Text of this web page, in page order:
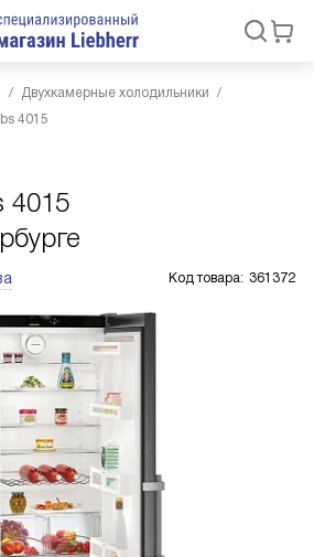
Двухкамерные холодильники
4015
4015
Код товара: 361372